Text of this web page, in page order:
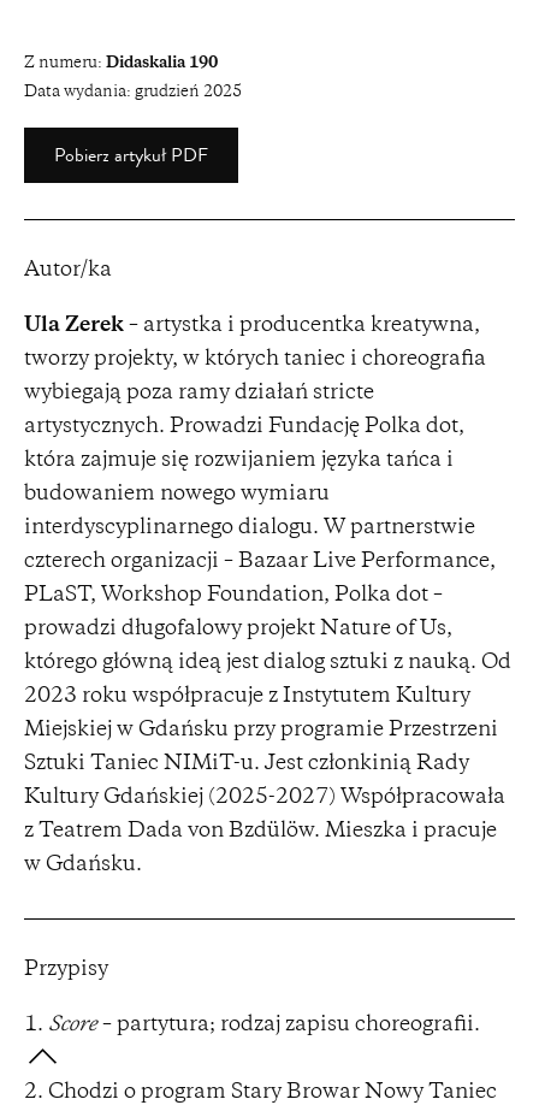
Z numeru: Didaskalia 190
Data wydania: grudzień 2025
Pobierz artykuł PDF
Autor/ka
Ula Zerek – artystka i producentka kreatywna,
tworzy projekty, w których taniec i choreografia
wybiegają poza ramy działań stricte
artystycznych. Prowadzi Fundację Polka dot,
która zajmuje się rozwijaniem języka tańca i
budowaniem nowego wymiaru
interdyscyplinarnego dialogu. W partnerstwie
czterech organizacji – Bazaar Live Performance,
PLaST, Workshop Foundation, Polka dot –
prowadzi długofalowy projekt Nature of Us,
którego główną ideą jest dialog sztuki z nauką. Od
2023 roku współpracuje z Instytutem Kultury
Miejskiej w Gdańsku przy programie Przestrzeni
Sztuki Taniec NIMiT-u. Jest członkinią Rady
Kultury Gdańskiej (2025-2027) Współpracowała
z Teatrem Dada von Bzdülöw. Mieszka i pracuje
w Gdańsku.
Przypisy
Score– partytura; rodzaj zapisu choreografii.
Chodzi o program Stary Browar Nowy Taniec